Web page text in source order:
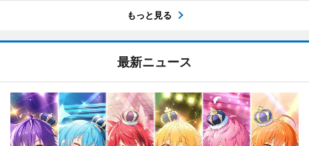
もっと見る
最新ニュース